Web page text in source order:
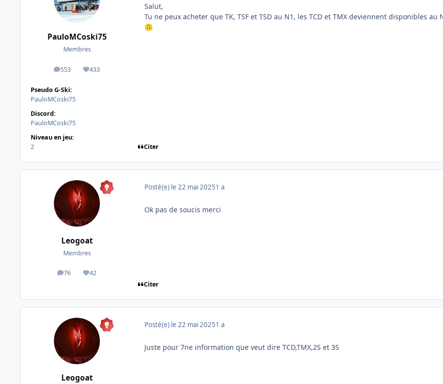
PauloMCoski75
Membres
553
messages433
Réputation
Pseudo G-Ski:
PauloMCoski75
Discord:
PauloMCoski75
Niveau en jeu:
2
Salut,
Tu ne peux acheter que TK, TSF et TSD au N1, les TCD et TMX deviennent disponibles
🙃
Citer
Leogoat
Membres
76
messages42
Réputation
Posté(e) le 22 mai 20251 a
Ok pas de soucis merci
Citer
Leogoat
Posté(e) le 22 mai 20251 a
Juste pour 7ne information que veut dire TCD,TMX,2S et 3S